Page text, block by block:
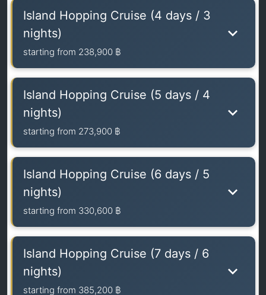
Island Hopping Cruise (4 days / 3
nights)
starting from 238,900 ฿
Island Hopping Cruise (5 days / 4
nights)
starting from 273,900 ฿
Island Hopping Cruise (6 days / 5
nights)
starting from 330,600 ฿
Island Hopping Cruise (7 days / 6
nights)
starting from 385,200 ฿